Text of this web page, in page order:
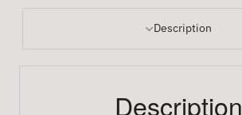
Description
Description